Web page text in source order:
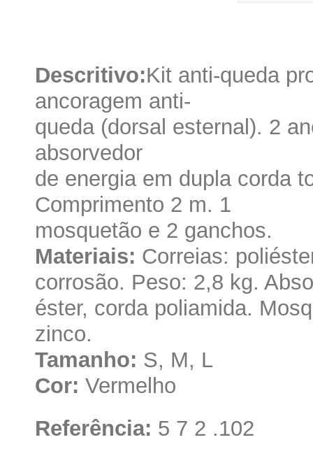
Descritivo:Kit anti-queda
ancoragem anti-
queda (dorsal esternal). 2
absorvedor
de energia em dupla corda
Comprimento 2 m. 1
mosquetão e 2 ganchos.
Materiais: Correias:
corrosão. Peso: 2,8 kg.
éster, corda poliamida.
zinco.
Tamanho: S, M, L
Cor: Vermelho
Referência: 5 7 2 .102